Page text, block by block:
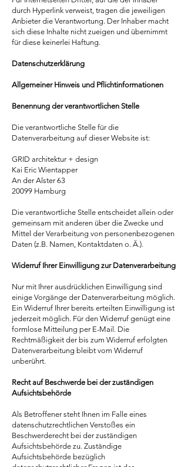
durch Hyperlink verweist, tragen die jeweiligen
Anbieter die Verantwortung. Der Inhaber macht
sich diese Inhalte nicht zueigen und übernimmt
für diese keinerlei Haftung.
Datenschutzerklärung
Allgemeiner Hinweis und Pflichtinformationen
Benennung der verantwortlichen Stelle
Die verantwortliche Stelle für die
Datenverarbeitung auf dieser Website ist:
GRID architektur + design
Kai Eric Wientapper
An der Alster 63
20099 Hamburg
Die verantwortliche Stelle entscheidet allein oder
gemeinsam mit anderen über die Zwecke und
Mittel der Verarbeitung von personenbezogenen
Daten (z.B. Namen, Kontaktdaten o. Ä.).
Widerruf Ihrer Einwilligung zur Datenverarbeitung
Nur mit Ihrer ausdrücklichen Einwilligung sind
einige Vorgänge der Datenverarbeitung möglich.
Ein Widerruf Ihrer bereits erteilten Einwilligung ist
jederzeit möglich. Für den Widerruf genügt eine
formlose Mitteilung per E-Mail. Die
Rechtmäßigkeit der bis zum Widerruf erfolgten
Datenverarbeitung bleibt vom Widerruf
unberührt.
Recht auf Beschwerde bei der zuständigen
Aufsichtsbehörde
Als Betroffener steht Ihnen im Falle eines
datenschutzrechtlichen Verstoßes ein
Beschwerderecht bei der zuständigen
Aufsichtsbehörde zu. Zuständige
Aufsichtsbehörde bezüglich